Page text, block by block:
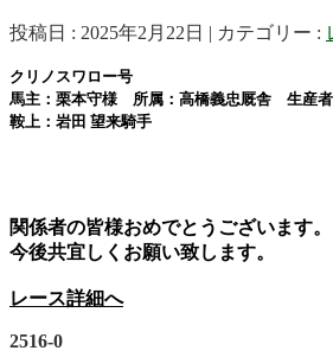
投稿日 : 2025年2月22日 カテゴリー :
クリノスワロー号
馬主：栗本守様 所属：高橋義忠厩舎 生産者
鞍上：岩田 望来騎手
関係者の皆様おめでとうございます。
今後共宜しくお願い致します。
レース詳細へ
2516-0